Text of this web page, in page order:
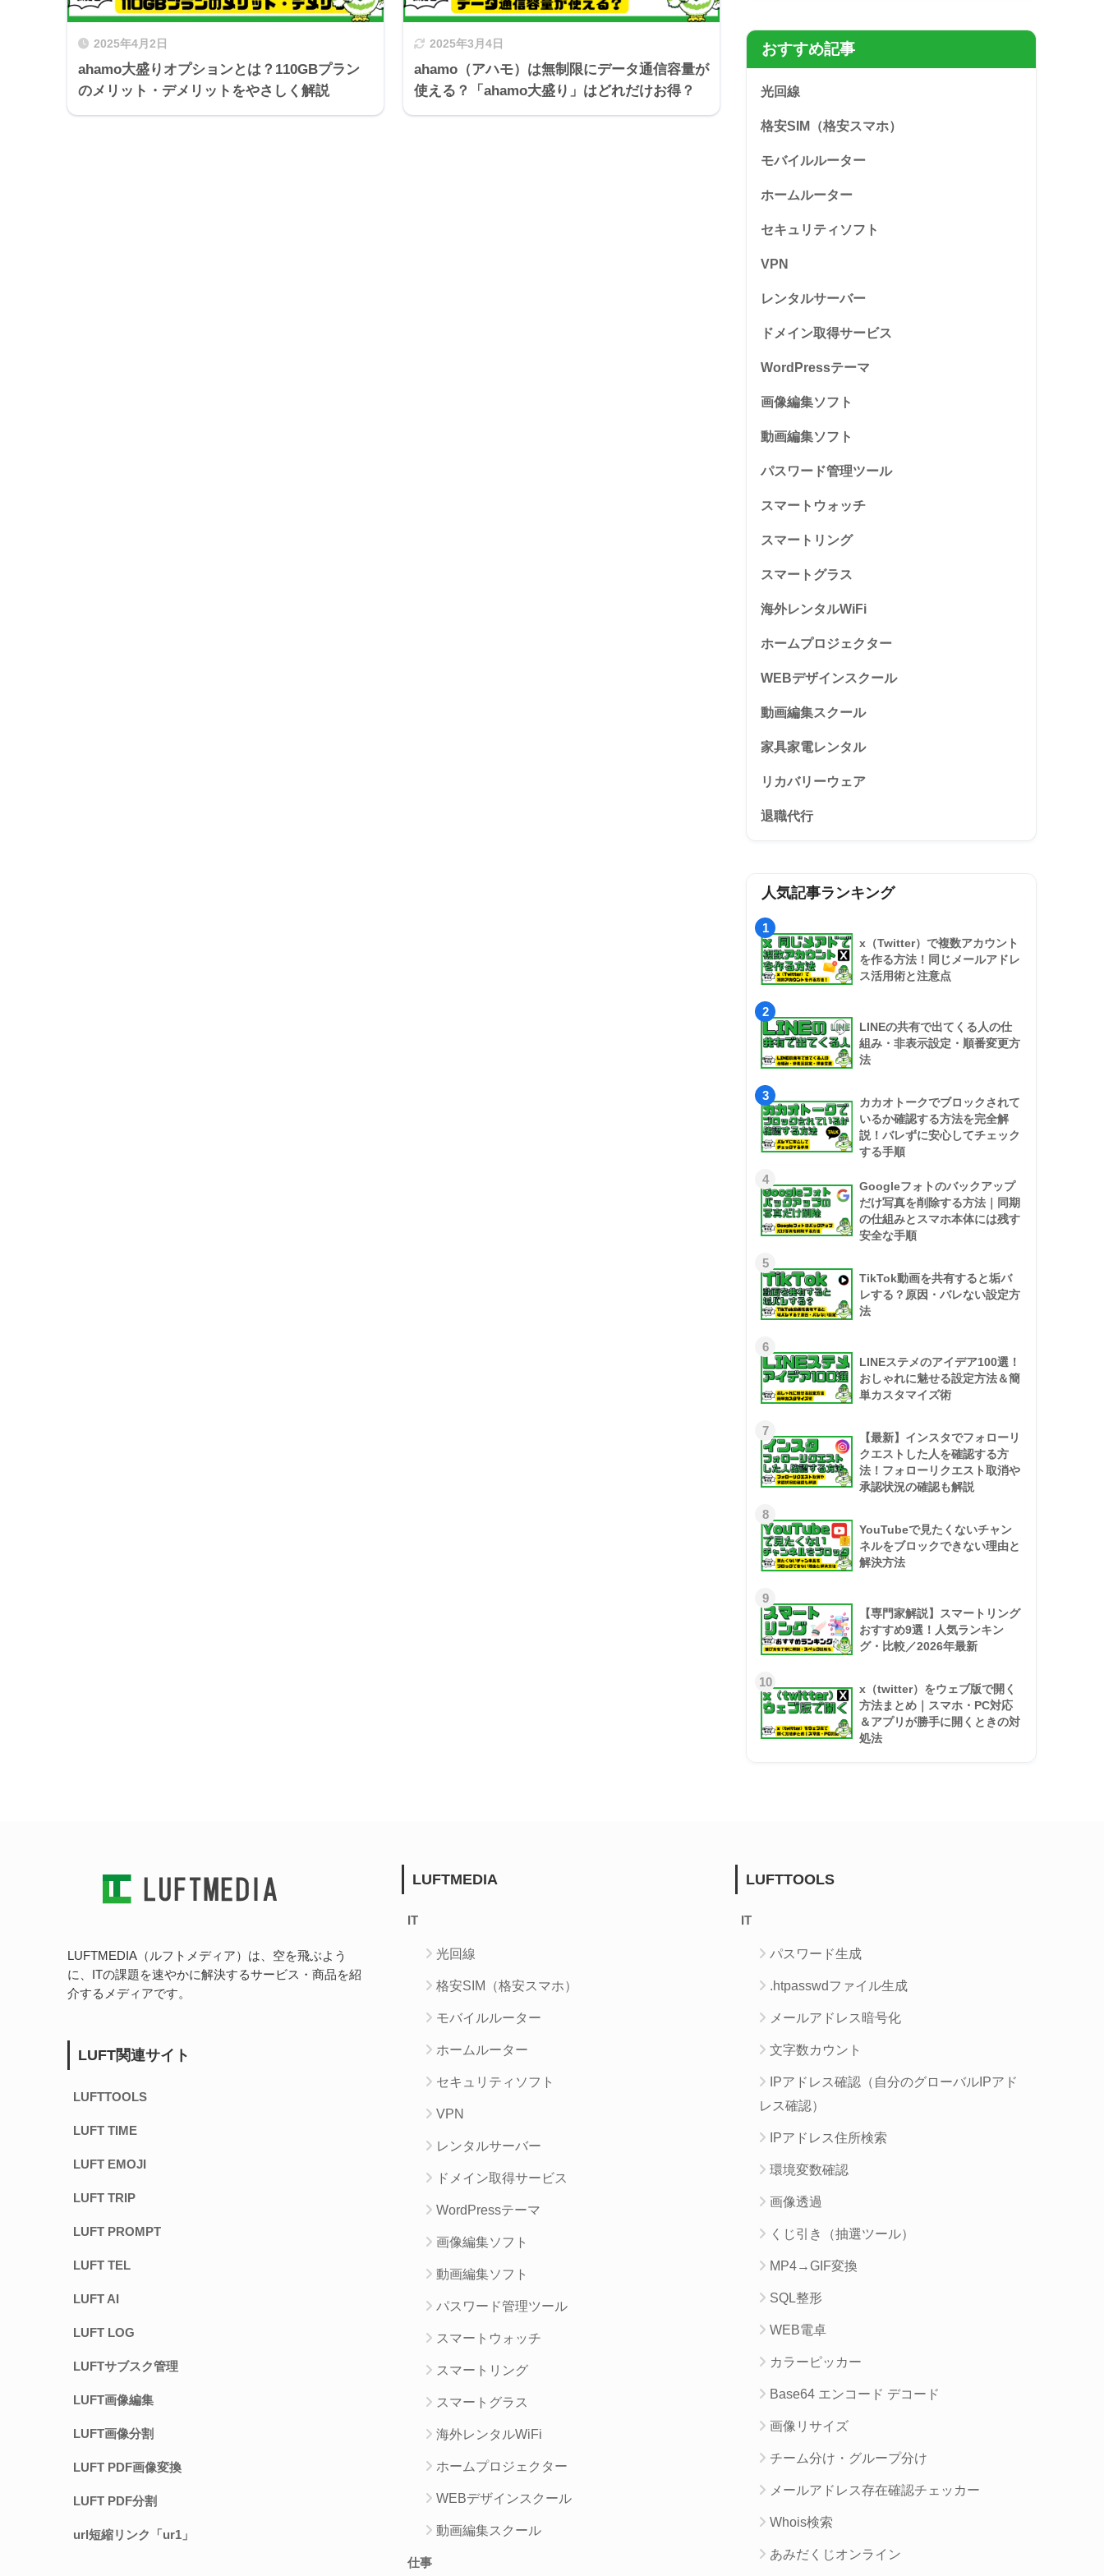
2025年4月2日
ahamo大盛りオプションとは？110GBプラン
のメリット・デメリットをやさしく解説
2025年3月4日
ahamo（アハモ）は無制限にデータ通信容量が
使える？「ahamo大盛り」はどれだけお得？
おすすめ記事
光回線
格安SIM（格安スマホ）
モバイルルーター
ホームルーター
セキュリティソフト
VPN
レンタルサーバー
ドメイン取得サービス
WordPressテーマ
画像編集ソフト
動画編集ソフト
パスワード管理ツール
スマートウォッチ
スマートリング
スマートグラス
海外レンタルWiFi
ホームプロジェクター
WEBデザインスクール
動画編集スクール
家具家電レンタル
リカバリーウェア
退職代行
人気記事ランキング
1
x（Twitter）で複数アカウント
を作る方法！同じメールアドレ
ス活用術と注意点
2
LINEの共有で出てくる人の仕
組み・非表示設定・順番変更方
法
3
カカオトークでブロックされて
いるか確認する方法を完全解
説！バレずに安心してチェック
する手順
4
Googleフォトのバックアップ
だけ写真を削除する方法｜同期
の仕組みとスマホ本体には残す
安全な手順
5
TikTok動画を共有すると垢バ
レする？原因・バレない設定方
法
6
LINEステメのアイデア100選！
おしゃれに魅せる設定方法＆簡
単カスタマイズ術
7
【最新】インスタでフォローリ
クエストした人を確認する方
法！フォローリクエスト取消や
承認状況の確認も解説
8
YouTubeで見たくないチャン
ネルをブロックできない理由と
解決方法
9
【専門家解説】スマートリング
おすすめ9選！人気ランキン
グ・比較／2026年最新
10
x（twitter）をウェブ版で開く
方法まとめ｜スマホ・PC対応
＆アプリが勝手に開くときの対
処法
LUFTMEDIA（ルフトメディア）は、空を飛ぶよう
に、ITの課題を速やかに解決するサービス・商品を紹
介するメディアです。
LUFT関連サイト
LUFTTOOLS
LUFT TIME
LUFT EMOJI
LUFT TRIP
LUFT PROMPT
LUFT TEL
LUFT AI
LUFT LOG
LUFTサブスク管理
LUFT画像編集
LUFT画像分割
LUFT PDF画像変換
LUFT PDF分割
url短縮リンク「ur1」
LUFTMEDIA
IT
光回線
格安SIM（格安スマホ）
モバイルルーター
ホームルーター
セキュリティソフト
VPN
レンタルサーバー
ドメイン取得サービス
WordPressテーマ
画像編集ソフト
動画編集ソフト
パスワード管理ツール
スマートウォッチ
スマートリング
スマートグラス
海外レンタルWiFi
ホームプロジェクター
WEBデザインスクール
動画編集スクール
仕事
LUFTTOOLS
IT
パスワード生成
.htpasswdファイル生成
メールアドレス暗号化
文字数カウント
IPアドレス確認（自分のグローバルIPアド
レス確認）
IPアドレス住所検索
環境変数確認
画像透過
くじ引き（抽選ツール）
MP4→GIF変換
SQL整形
WEB電卓
カラーピッカー
Base64 エンコード デコード
画像リサイズ
チーム分け・グループ分け
メールアドレス存在確認チェッカー
Whois検索
あみだくじオンライン